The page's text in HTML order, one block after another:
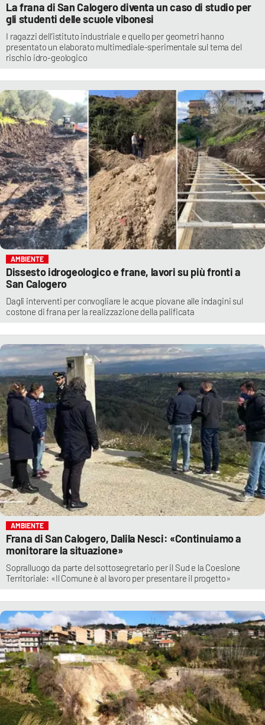
La frana di San Calogero diventa un caso di studio per
gli studenti delle scuole vibonesi
I ragazzi dell’istituto industriale e quello per geometri hanno
presentato un elaborato multimediale-sperimentale sul tema del
rischio idro-geologico
AMBIENTE
Dissesto idrogeologico e frane, lavori su più fronti a
San Calogero
Dagli interventi per convogliare le acque piovane alle indagini sul
costone di frana per la realizzazione della palificata
AMBIENTE
Frana di San Calogero, Dalila Nesci: «Continuiamo a
monitorare la situazione»
Sopralluogo da parte del sottosegretario per il Sud e la Coesione
Territoriale: «Il Comune è al lavoro per presentare il progetto»